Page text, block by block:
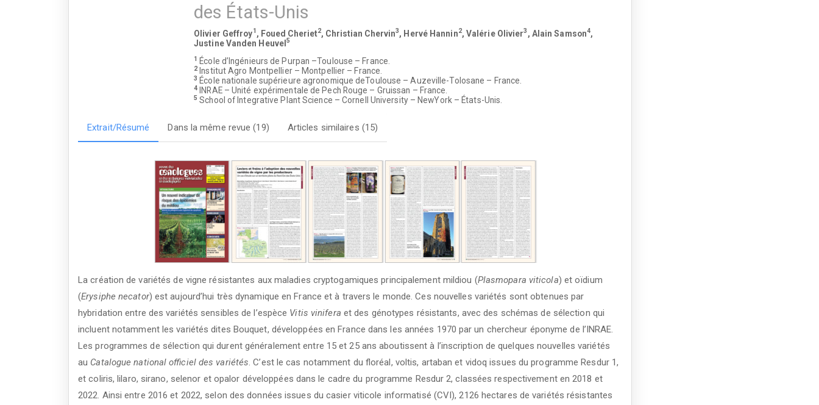
des États-Unis
Olivier Geffroy1 , Foued Cheriet2, Christian Chervin3, Hervé Hannin2, Valérie Olivier3 , Alain Samson4,
Justine Vanden Heuvel5
1 École d’Ingénieurs de Purpan –Toulouse – France.
2 Institut Agro Montpellier – Montpellier – France.
3 École nationale supérieure agronomique deToulouse – Auzeville-Tolosane – France.
4 INRAE – Unité expérimentale de Pech Rouge – Gruissan – France.
5 School of Integrative Plant Science – Cornell University – NewYork – États-Unis.
Extrait/Résumé Dans la même revue (19) Articles similaires (15)
La création de variétés de vigne résistantes aux maladies cryptogamiques principalement mildiou (Plasmopara viticola) et oïdium
(Erysiphe necator) est aujourd’hui très dynamique en France et à travers le monde. Ces nouvelles variétés sont obtenues par
hybridation entre des variétés sensibles de l’espèce Vitis vinifera et des génotypes résistants, avec des schémas de sélection qui
incluent notamment les variétés dites Bouquet, développées en France dans les années 1970 par un chercheur éponyme de l’INRAE.
Les programmes de sélection qui durent généralement entre 15 et 25 ans aboutissent à l’inscription de quelques nouvelles variétés
au Catalogue national officiel des variétés. C’est le cas notamment du floréal, voltis, artaban et vidoq issues du programme Resdur 1,
et coliris, lilaro, sirano, selenor et opalor développées dans le cadre du programme Resdur 2, classées respectivement en 2018 et
2022. Ainsi entre 2016 et 2022, selon des données issues du casier viticole informatisé (CVI), 2126 hectares de variétés résistantes